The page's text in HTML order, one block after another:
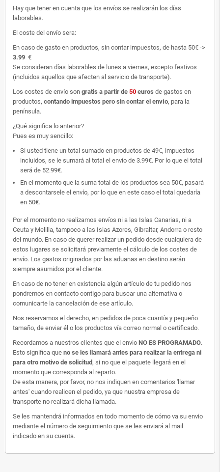
Hay que tener en cuenta que los envíos se realizarán los días
laborables.
El coste del envío sera:
En caso de gasto en productos, sin contar impuestos, de hasta 50€ ->
3.99 €
Se consideran días laborables de lunes a viernes, excepto festivos
(incluidos aquellos que afecten al servicio de transporte).
Los costes de envío son gratis a partir de 50 euros de gastos en
productos, contando impuestos pero sin contar el envío, para la
península.
¿Qué significa lo anterior?
Pues es muy sencillo:
Si usted tiene un total sumado en productos de 49€, impuestos
incluidos, se le sumará al total el envío de 3.99€. Por lo que el total
será de 52.99€.
En el momento que la suma total de los productos sea 50€, pasará
a descontarsele el envío, por lo que en este caso el total quedaría
en 50€.
Por el momento no realizamos envíos ni a las Islas Canarias, ni a
Ceuta y Melilla, tampoco a las Islas Azores, Gibraltar, Andorra o resto
del mundo. En caso de querer realizar un pedido desde cualquiera de
estos lugares se solicitará previamente el cálculo de los costes de
envío. Los gastos originados por las aduanas en destino serán
siempre asumidos por el cliente.
En caso de no tener en existencia algún artículo de tu pedido nos
pondremos en contacto contigo para buscar una alternativa o
comunicarte la cancelación de ese artículo.
Nos reservamos el derecho, en pedidos de poca cuantía y pequeño
tamaño, de enviar él o los productos vía correo normal o certificado.
Recordamos a nuestros clientes que el envio NO ES PROGRAMADO.
Esto significa que no se les llamará antes para realizar la entrega ni
para otro motivo de solicitud, si no que el paquete llegará en el
momento que corresponda al reparto.
De esta manera, por favor, no nos indiquen en comentarios 'llamar
antes' cuando realicen el pedido, ya que nuestra empresa de
transporte no realizará dicha llamada.
Se les mantendrá informados en todo momento de cómo va su envio
mediante el número de seguimiento que se les enviará al mail
indicado en su cuenta.